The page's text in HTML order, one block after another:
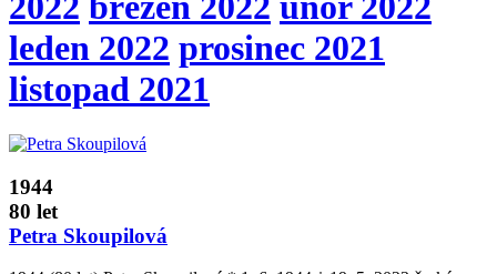
leden 2022 prosinec 2021
listopad 2021
1944
80 let
Petra Skoupilová